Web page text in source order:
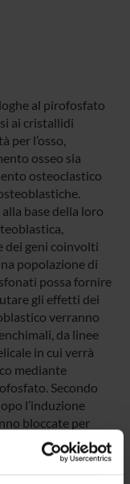
al pirofosfato
ai cristallidi
per l’osso,
osseo sia
osteoclastico
base della loro
dei geni coinvolti
popolazione di
possa fornire
gli effetti dei
verranno
da linee
in cui verrà
mediante
Secondo
l’induzione
bloccate per
osterix,
studio verrà
con